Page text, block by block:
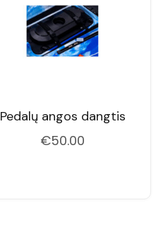
Pedalų angos dangtis
€50.00